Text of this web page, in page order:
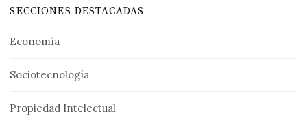
SECCIONES DESTACADAS
Economía
Sociotecnología
Propiedad Intelectual